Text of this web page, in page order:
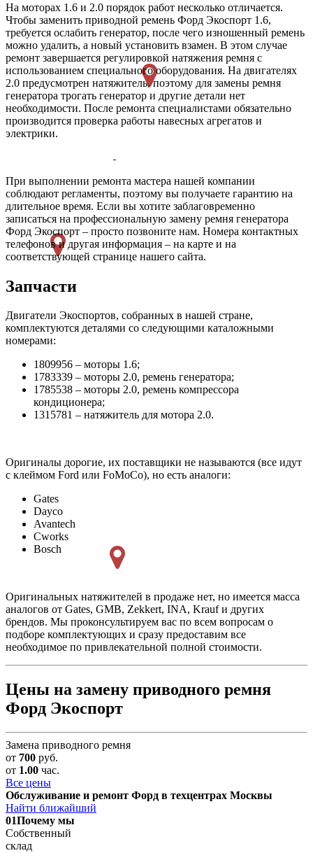
На моторах 1.6 и 2.0 порядок работ несколько отличается.
Чтобы заменить приводной ремень Форд Экоспорт 1.6,
требуется ослабить генератор, после чего изношенный ремень
можно удалить, а новый установить взамен. В этом случае
ремонт завершается регулировкой натяжения ремня с
использованием специального оборудования. На двигателях
2.0 предусмотрен натяжитель, поэтому для замены ремня
генератора трогать генератор и другие детали нет
необходимости. После ремонта специалистами обязательно
производится проверка работы навесных агрегатов и
электрики.
При выполнении ремонта мастера нашей компании
соблюдают регламенты, поэтому вы получаете гарантию на
длительное время. Если вы хотите заблаговременно
записаться на профессиональную замену ремня генератора
Форд Экоспорт – просто позвоните нам. Номера контактных
телефонов и другая информация – на карте и на
соответствующей странице нашего сайта.
Запчасти
Двигатели Экоспортов, собранных в нашей стране,
комплектуются деталями со следующими каталожными
номерами:
1809956 – моторы 1.6;
1783339 – моторы 2.0, ремень генератора;
1785538 – моторы 2.0, ремень компрессора
кондиционера;
1315781 – натяжитель для мотора 2.0.
Оригиналы дорогие, их поставщики не называются (все идут
с клеймом Ford или FoMoCo), но есть аналоги:
Gates
Dayco
Avantech
Cworks
Bosch
Оригинальных натяжителей в продаже нет, но имеется масса
аналогов от Gates, GMB, Zekkert, INA, Krauf и других
брендов. Мы проконсультируем вас по всем вопросам о
подборе комплектующих и сразу предоставим все
необходимое по привлекательной полной стоимости.
Цены на замену приводного ремня
Форд Экоспорт
Замена приводного ремня
от 700 руб.
от 1.00 час.
Все цены
Обслуживание и ремонт Форд в техцентрах Москвы
Найти ближайший
01Почему мы
Собственный
склад